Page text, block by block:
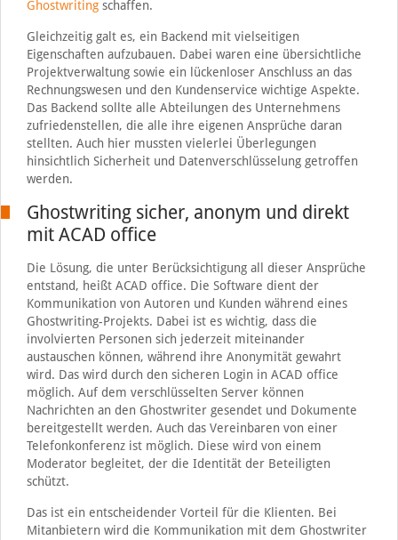
Ghostwritingschaffen.
Gleichzeitig galt es, ein Backend mit vielseitigen
Eigenschaften aufzubauen. Dabei waren eine übersichtliche
Projektverwaltung sowie ein lückenloser Anschluss an das
Rechnungswesen und den Kundenservice wichtige Aspekte.
Das Backend sollte alle Abteilungen des Unternehmens
zufriedenstellen, die alle ihre eigenen Ansprüche daran
stellten. Auch hier mussten vielerlei Überlegungen
hinsichtlich Sicherheit und Datenverschlüsselung getroffen
werden.
Ghostwriting sicher, anonym und direkt
mit ACAD office
Die Lösung, die unter Berücksichtigung all dieser Ansprüche
entstand, heißt ACAD office. Die Software dient der
Kommunikation von Autoren und Kunden während eines
Ghostwriting-Projekts. Dabei ist es wichtig, dass die
involvierten Personen sich jederzeit miteinander
austauschen können, während ihre Anonymität gewahrt
wird. Das wird durch den sicheren Login in ACAD office
möglich. Auf dem verschlüsselten Server können
Nachrichten an den Ghostwriter gesendet und Dokumente
bereitgestellt werden. Auch das Vereinbaren von einer
Telefonkonferenz ist möglich. Diese wird von einem
Moderator begleitet, der die Identität der Beteiligten
schützt.
Das ist ein entscheidender Vorteil für die Klienten. Bei
Mitanbietern wird die Kommunikation mit dem Ghostwriter